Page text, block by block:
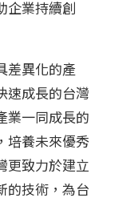
企業持續創
差異化的產
速成長的台灣
業一同成長的
培養未來優秀
更致力於建立
的技術，為台